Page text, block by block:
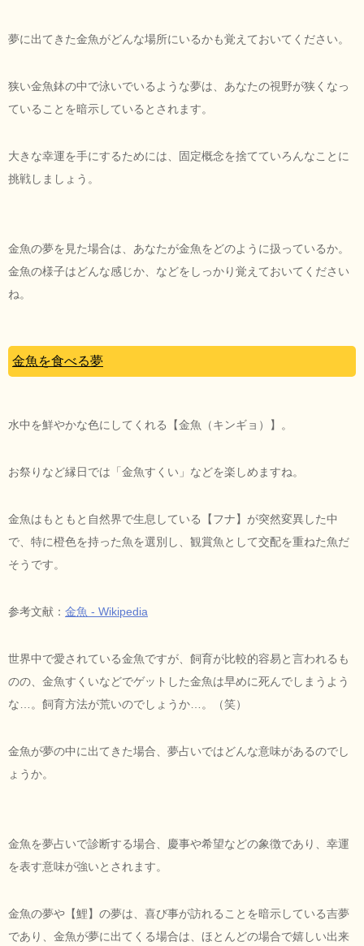
夢に出てきた金魚がどんな場所にいるかも覚えておいてください。
狭い金魚鉢の中で泳いでいるような夢は、あなたの視野が狭くなっ
ていることを暗示しているとされます。
大きな幸運を手にするためには、固定概念を捨てていろんなことに
挑戦しましょう。
金魚の夢を見た場合は、あなたが金魚をどのように扱っているか。
金魚の様子はどんな感じか、などをしっかり覚えておいてください
ね。
金魚を食べる夢
水中を鮮やかな色にしてくれる【金魚（キンギョ）】。
お祭りなど縁日では「金魚すくい」などを楽しめますね。
金魚はもともと自然界で生息している【フナ】が突然変異した中
で、特に橙色を持った魚を選別し、観賞魚として交配を重ねた魚だ
そうです。
参考文献： 金魚 - Wikipedia
世界中で愛されている金魚ですが、飼育が比較的容易と言われるも
のの、金魚すくいなどでゲットした金魚は早めに死んでしまうよう
な…。飼育方法が荒いのでしょうか…。（笑）
金魚が夢の中に出てきた場合、夢占いではどんな意味があるのでし
ょうか。
金魚を夢占いで診断する場合、慶事や希望などの象徴であり、幸運
を表す意味が強いとされます。
金魚の夢や【鯉】の夢は、喜び事が訪れることを暗示している吉夢
であり、金魚が夢に出てくる場合は、ほとんどの場合で嬉しい出来